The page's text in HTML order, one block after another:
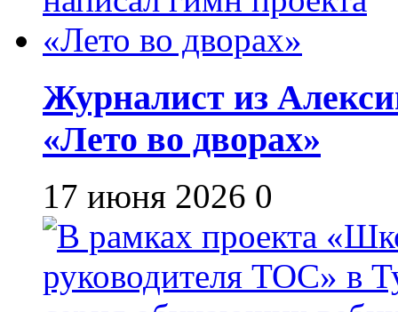
Журналист из
«Лето во дворах»
17 июня 2026 0